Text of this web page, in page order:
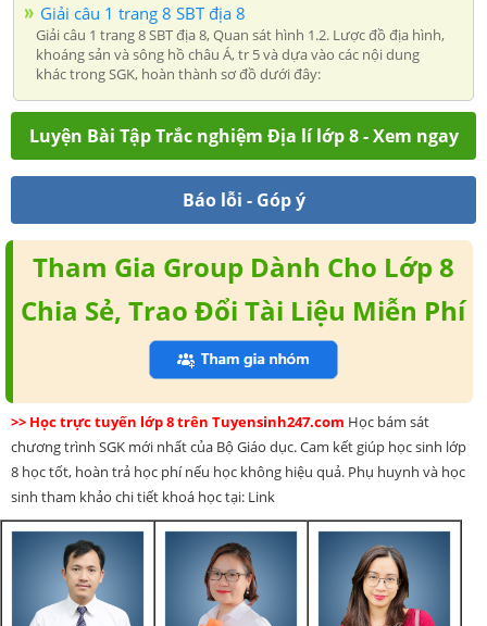
Giải câu 1 trang 8 SBT địa 8
Giải câu 1 trang 8 SBT địa 8, Quan sát hình 1.2. Lược đồ địa hình,
khoáng sản và sông hồ châu Á, tr 5 và dựa vào các nội dung
khác trong SGK, hoàn thành sơ đồ dưới đây:
Luyện Bài Tập Trắc nghiệm Địa lí lớp 8 - Xem ngay
Báo lỗi - Góp ý
Tham Gia Group Dành Cho Lớp 8
Chia Sẻ, Trao Đổi Tài Liệu Miễn Phí
>> Học trực tuyến lớp 8 trên Tuyensinh247.com Học bám sát
chương trình SGK mới nhất của Bộ Giáo dục. Cam kết giúp học sinh lớp
8 học tốt, hoàn trả học phí nếu học không hiệu quả. Phụ huynh và học
sinh tham khảo chi tiết khoá học tại: Link